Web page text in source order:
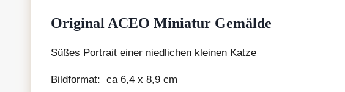
Original ACEO Miniatur Gemälde
Süßes Portrait einer niedlichen kleinen Katze
Bildformat: ca 6,4 x 8,9 cm